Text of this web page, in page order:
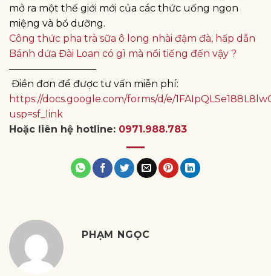
mở ra một thế giới mới của các thức uống ngon
miệng và bổ dưỡng.
Công thức pha trà sữa ô long nhài đậm đà, hấp dẫn
Bánh dứa Đài Loan có gì mà nổi tiếng đến vậy ?
—————————
Điền đơn để được tư vấn miễn phí:
https://docs.google.com/forms/d/e/
usp=sf_link
Hoặc liên hệ hotline: 0971.988.783
PHẠM NGỌC